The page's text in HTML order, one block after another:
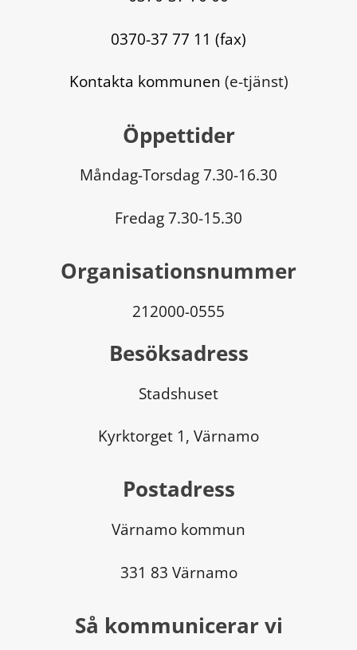
0370-37 77 11 (fax)
Kontakta kommunen (e-tjänst)
Öppettider
Måndag-Torsdag 7.30-16.30
Fredag 7.30-15.30
Organisationsnummer
212000-0555
Besöksadress
Stadshuset
Kyrktorget 1, Värnamo
Postadress
Värnamo kommun
331 83 Värnamo
Så kommunicerar vi